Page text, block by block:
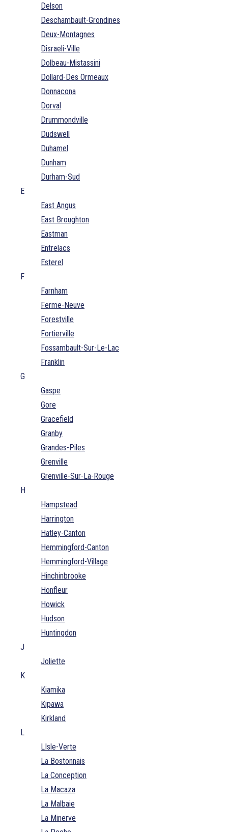
Delson
Deschambault-Grondines
Deux-Montagnes
Disraeli-Ville
Dolbeau-Mistassini
Dollard-Des Ormeaux
Donnacona
Dorval
Drummondville
Dudswell
Duhamel
Dunham
Durham-Sud
E
East Angus
East Broughton
Eastman
Entrelacs
Esterel
F
Farnham
Ferme-Neuve
Forestville
Fortierville
Fossambault-Sur-Le-Lac
Franklin
G
Gaspe
Gore
Gracefield
Granby
Grandes-Piles
Grenville
Grenville-Sur-La-Rouge
H
Hampstead
Harrington
Hatley-Canton
Hemmingford-Canton
Hemmingford-Village
Hinchinbrooke
Honfleur
Howick
Hudson
Huntingdon
J
Joliette
K
Kiamika
Kipawa
Kirkland
L
LIsle-Verte
La Bostonnais
La Conception
La Macaza
La Malbaie
La Minerve